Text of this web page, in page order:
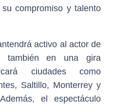
compromiso y talento
activo al actor de
también en una gira
ciudades como
Saltillo, Monterrey y
el espectáculo